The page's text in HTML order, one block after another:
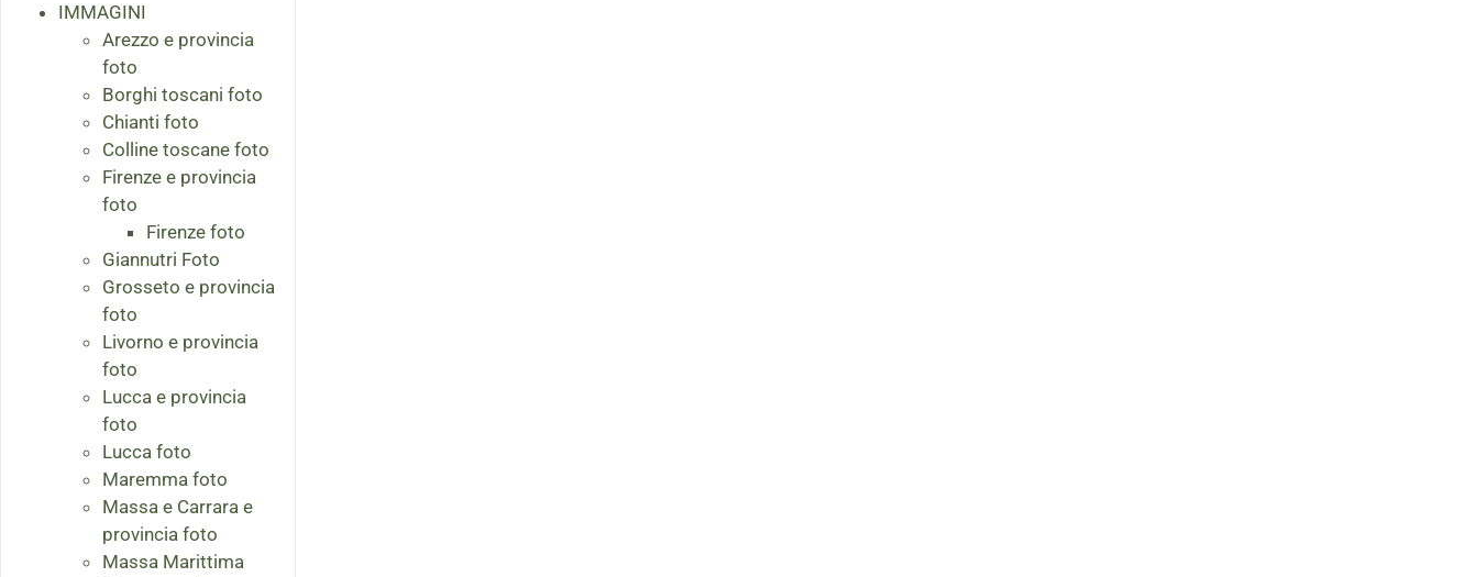
IMMAGINI
Arezzo e provincia
foto
Borghi toscani foto
Chianti foto
Colline toscane foto
Firenze e provincia
foto
Firenze foto
Giannutri Foto
Grosseto e provincia
foto
Livorno e provincia
foto
Lucca e provincia
foto
Lucca foto
Maremma foto
Massa e Carrara e
provincia foto
Massa Marittima